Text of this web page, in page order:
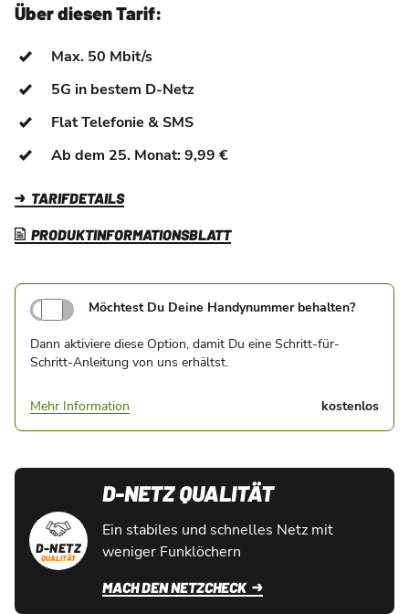
Über diesen Tarif:
Max. 50 Mbit/s
5G in bestem D-Netz
Flat Telefonie & SMS
Ab dem 25. Monat: 9,99 €
TARIFDETAILS
PRODUKTINFORMATIONSBLATT
Möchtest Du Deine Handynummer behalten?
Dann aktiviere diese Option, damit Du eine Schritt-für-
Schritt-Anleitung von uns erhältst.
Mehr Information kostenlos
D-NETZ
QUALITÄT
D-NETZ QUALITÄT
Ein stabiles und schnelles Netz mit
weniger Funklöchern
MACH DEN NETZCHECK